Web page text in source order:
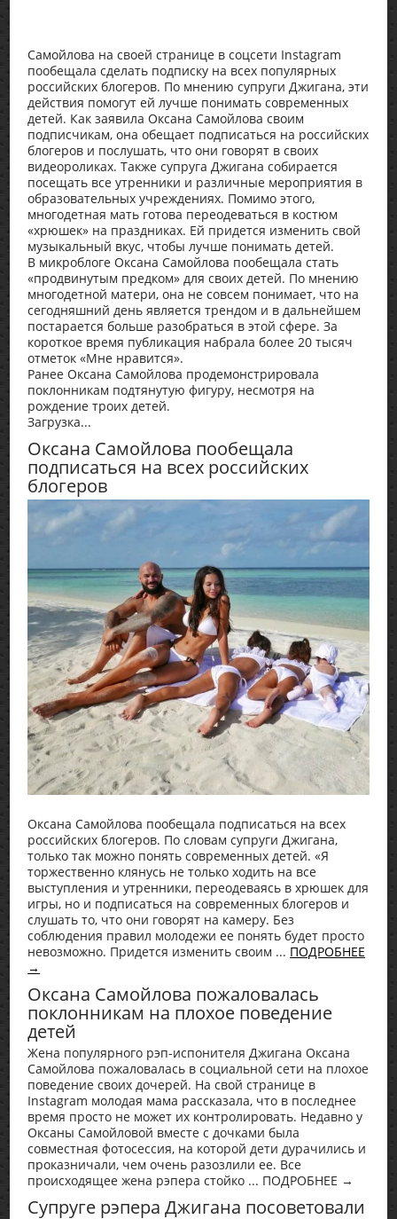
Самойлова на своей странице в соцсети Instagram
пообещала сделать подписку на всех популярных
российских блогеров. По мнению супруги Джигана, эти
действия помогут ей лучше понимать современных
детей. Как заявила Оксана Самойлова своим
подписчикам, она обещает подписаться на российских
блогеров и послушать, что они говорят в своих
видеороликах. Также супруга Джигана собирается
посещать все утренники и различные мероприятия в
образовательных учреждениях. Помимо этого,
многодетная мать готова переодеваться в костюм
«хрюшек» на праздниках. Ей придется изменить свой
музыкальный вкус, чтобы лучше понимать детей.
В микроблоге Оксана Самойлова пообещала стать
«продвинутым предком» для своих детей. По мнению
многодетной матери, она не совсем понимает, что на
сегодняшний день является трендом и в дальнейшем
постарается больше разобраться в этой сфере. За
короткое время публикация набрала более 20 тысяч
отметок «Мне нравится».
Ранее Оксана Самойлова продемонстрировала
поклонникам подтянутую фигуру, несмотря на
рождение троих детей.
Загрузка...
Оксана Самойлова пообещала
подписаться на всех российских
блогеров
Оксана Самойлова пообещала подписаться на всех
российских блогеров. По словам супруги Джигана,
только так можно понять современных детей. «Я
торжественно клянусь не только ходить на все
выступления и утренники, переодеваясь в хрюшек для
игры, но и подписаться на современных блогеров и
слушать то, что они говорят на камеру. Без
соблюдения правил молодежи ее понять будет просто
невозможно. Придется изменить своим ... ПОДРОБНЕЕ
→
Оксана Самойлова пожаловалась
поклонникам на плохое поведение
детей
Жена популярного рэп-испонителя Джигана Оксана
Самойлова пожаловалась в социальной сети на плохое
поведение своих дочерей. На свой странице в
Instagram молодая мама рассказала, что в последнее
время просто не может их контролировать. Недавно у
Оксаны Самойловой вместе с дочками была
совместная фотосессия, на которой дети дурачились и
проказничали, чем очень разозлили ее. Все
происходящее жена рэпера стойко ... ПОДРОБНЕЕ →
Супруге рэпера Джигана посоветовали